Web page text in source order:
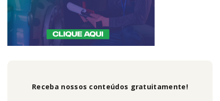
Receba nossos conteúdos gratuitamente!